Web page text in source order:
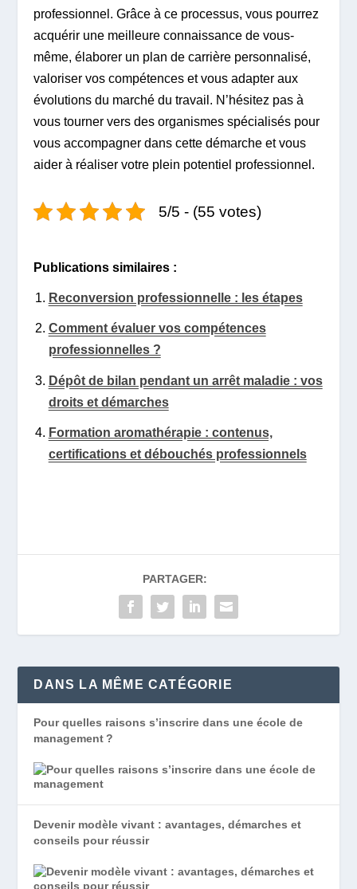
professionnel. Grâce à ce processus, vous pourrez
acquérir une meilleure connaissance de vous-
même, élaborer un plan de carrière personnalisé,
valoriser vos compétences et vous adapter aux
évolutions du marché du travail. N’hésitez pas à
vous tourner vers des organismes spécialisés pour
vous accompagner dans cette démarche et vous
aider à réaliser votre plein potentiel professionnel.
5/5 - (55 votes)
Publications similaires :
Reconversion professionnelle : les étapes
Comment évaluer vos compétences
professionnelles ?
Dépôt de bilan pendant un arrêt maladie : vos
droits et démarches
Formation aromathérapie : contenus,
certifications et débouchés professionnels
PARTAGER:
DANS LA MÊME CATÉGORIE
Pour quelles raisons s’inscrire dans une école de
management ?
Devenir modèle vivant : avantages, démarches et
conseils pour réussir